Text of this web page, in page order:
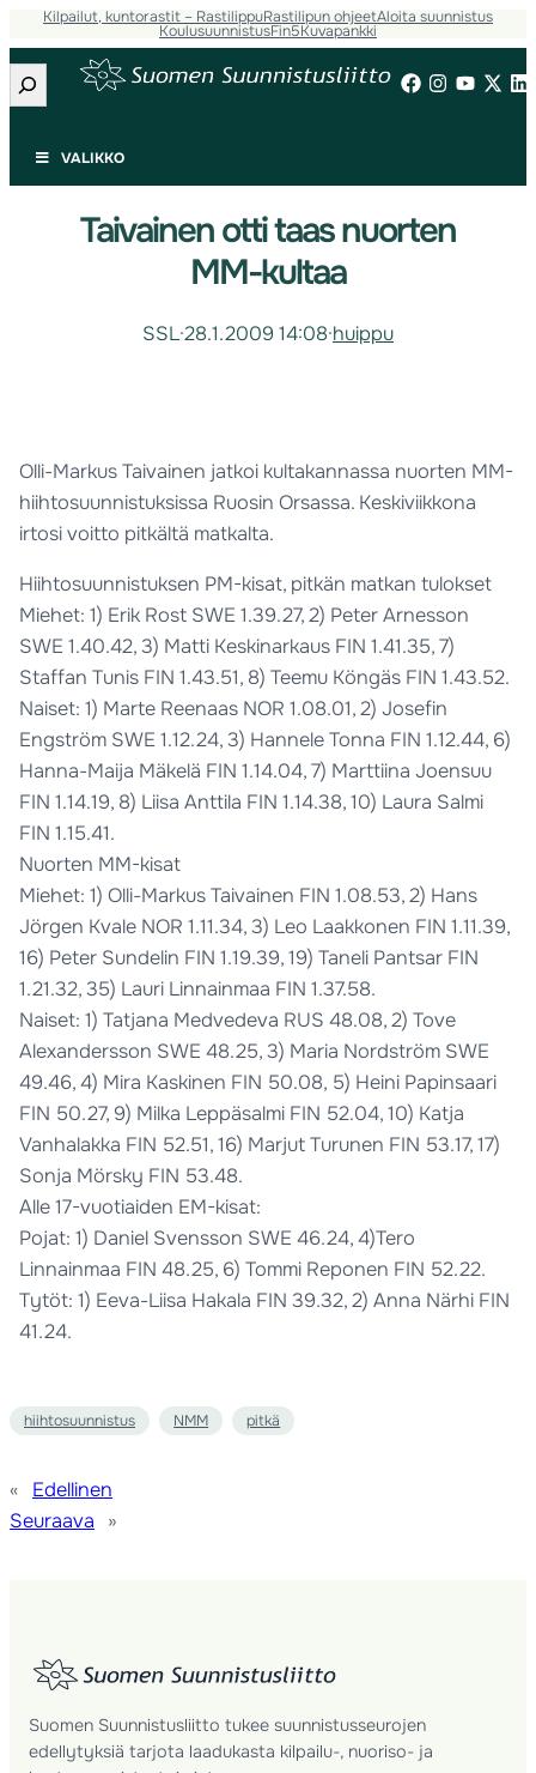
Kilpailut, kuntorastit – RastilippuRastilipun ohjeetAloita suunnistus
KoulusuunnistusFin5Kuvapankki
Etsi
VALIKKO
Taivainen otti taas nuorten
MM-kultaa
SSL·28.1.2009 14:08·huippu
Olli-Markus Taivainen jatkoi kultakannassa nuorten MM-
hiihtosuunnistuksissa Ruosin Orsassa. Keskiviikkona
irtosi voitto pitkältä matkalta.
Hiihtosuunnistuksen PM-kisat, pitkän matkan tulokset
Miehet: 1) Erik Rost SWE 1.39.27, 2) Peter Arnesson
SWE 1.40.42, 3) Matti Keskinarkaus FIN 1.41.35, 7)
Staffan Tunis FIN 1.43.51, 8) Teemu Köngäs FIN 1.43.52.
Naiset: 1) Marte Reenaas NOR 1.08.01, 2) Josefin
Engström SWE 1.12.24, 3) Hannele Tonna FIN 1.12.44, 6)
Hanna-Maija Mäkelä FIN 1.14.04, 7) Marttiina Joensuu
FIN 1.14.19, 8) Liisa Anttila FIN 1.14.38, 10) Laura Salmi
FIN 1.15.41.
Nuorten MM-kisat
Miehet: 1) Olli-Markus Taivainen FIN 1.08.53, 2) Hans
Jörgen Kvale NOR 1.11.34, 3) Leo Laakkonen FIN 1.11.39,
16) Peter Sundelin FIN 1.19.39, 19) Taneli Pantsar FIN
1.21.32, 35) Lauri Linnainmaa FIN 1.37.58.
Naiset: 1) Tatjana Medvedeva RUS 48.08, 2) Tove
Alexandersson SWE 48.25, 3) Maria Nordström SWE
49.46, 4) Mira Kaskinen FIN 50.08, 5) Heini Papinsaari
FIN 50.27, 9) Milka Leppäsalmi FIN 52.04, 10) Katja
Vanhalakka FIN 52.51, 16) Marjut Turunen FIN 53.17, 17)
Sonja Mörsky FIN 53.48.
Alle 17-vuotiaiden EM-kisat:
Pojat: 1) Daniel Svensson SWE 46.24, 4)Tero
Linnainmaa FIN 48.25, 6) Tommi Reponen FIN 52.22.
Tytöt: 1) Eeva-Liisa Hakala FIN 39.32, 2) Anna Närhi FIN
41.24.
hiihtosuunnistus NMM pitkä
«
Edellinen
Seuraava
»
Suomen Suunnistusliitto tukee suunnistusseurojen
edellytyksiä tarjota laadukasta kilpailu-, nuoriso- ja